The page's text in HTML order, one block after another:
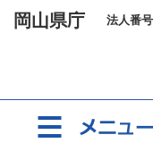
岡山県庁 法人番